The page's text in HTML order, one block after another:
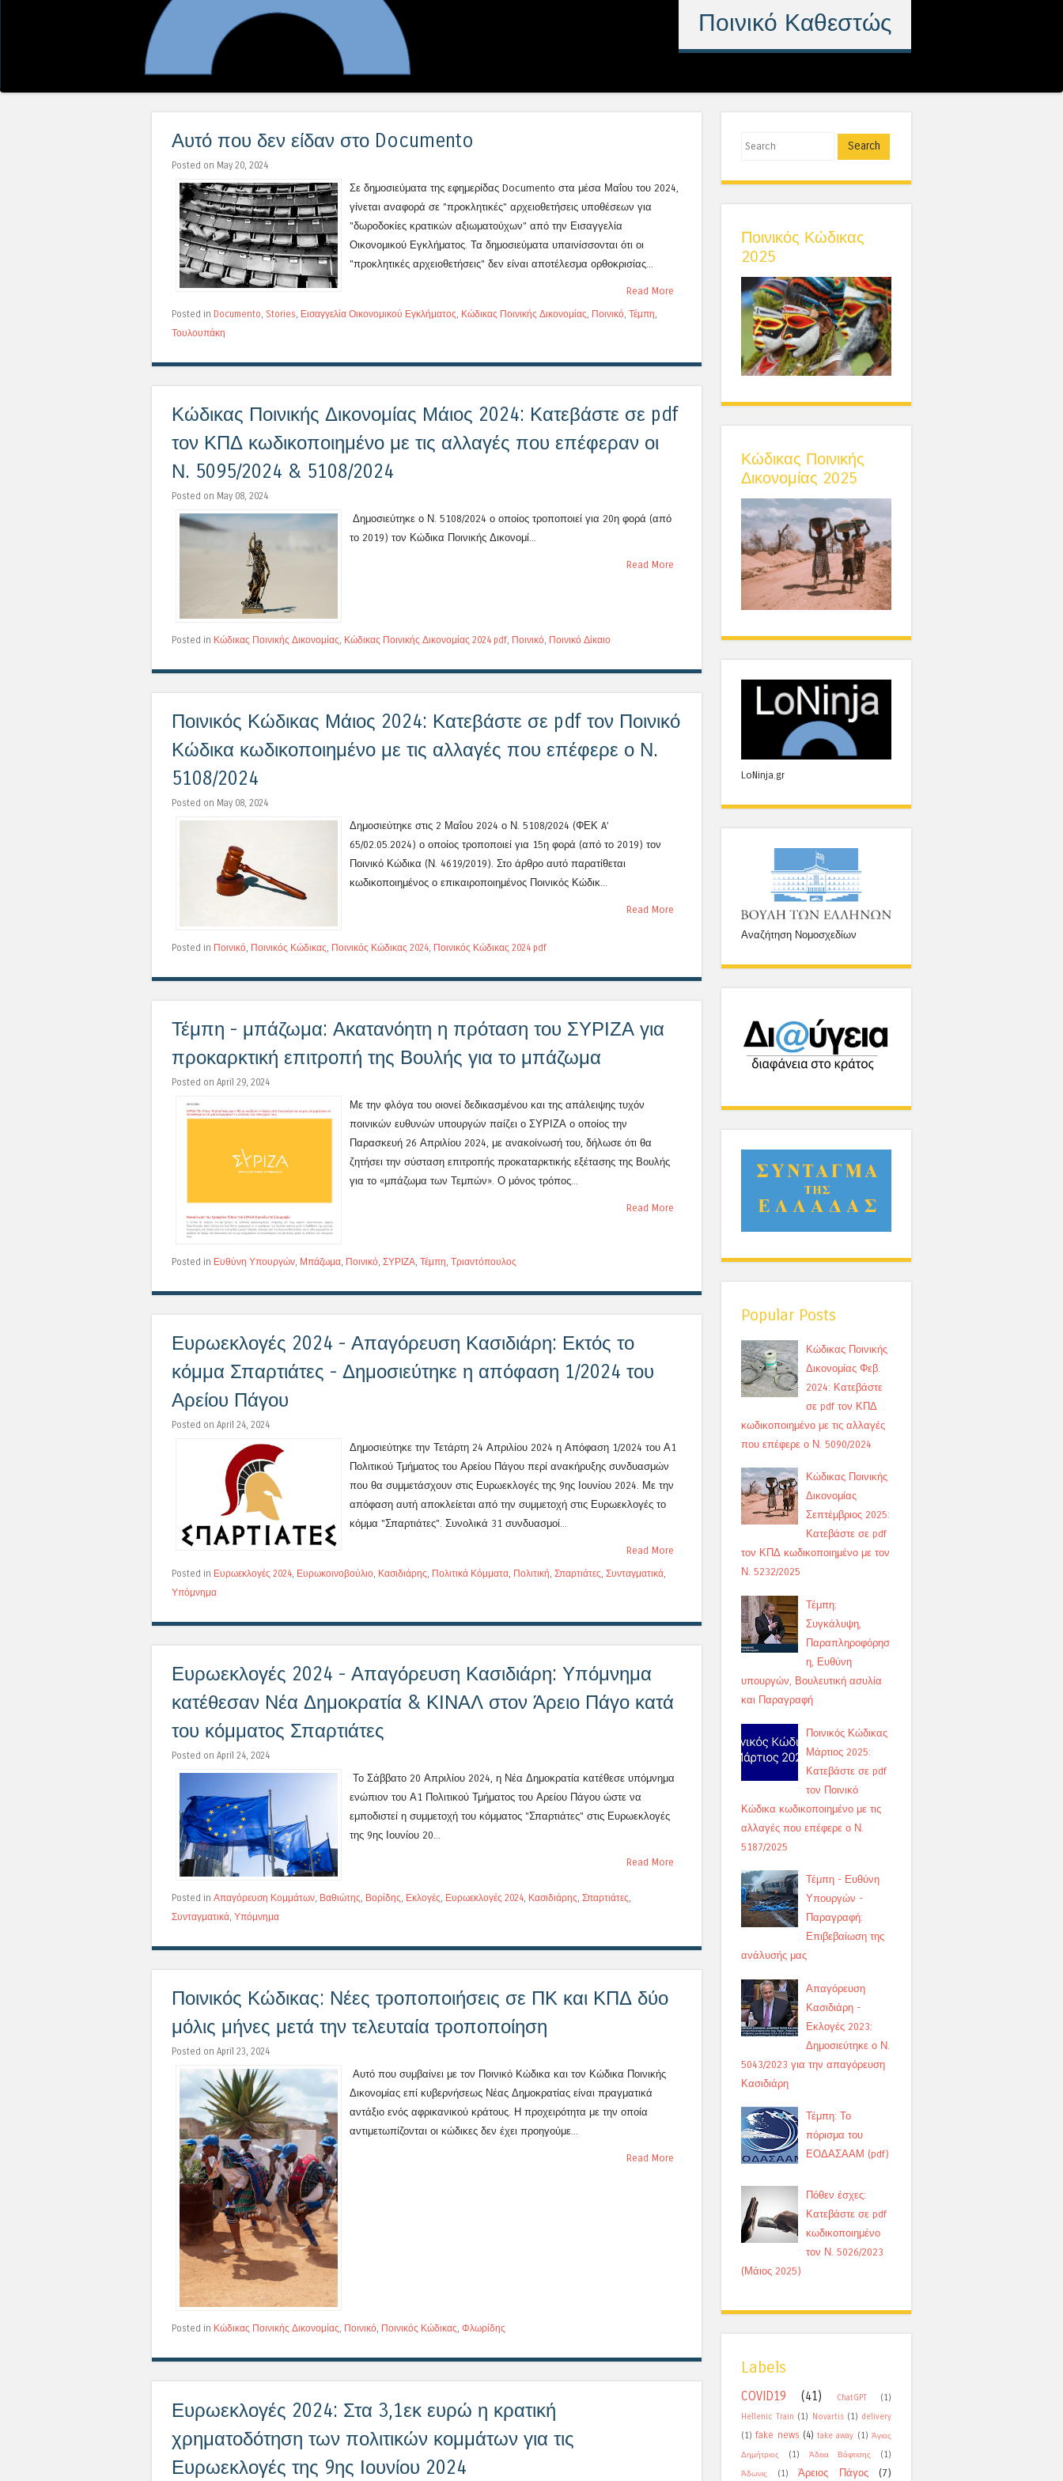
Ποινικό Καθεστώς
Αυτό που δεν είδαν στο Documento
Posted on May 20, 2024
Σε δημοσιεύματα της εφημερίδας Documento στα μέσα Μαΐου του 2024,
γίνεται αναφορά σε "προκλητικές" αρχειοθετήσεις υποθέσεων για
"δωροδοκίες κρατικών αξιωματούχων" από την Εισαγγελία
Οικονομικού Εγκλήματος. Τα δημοσιεύματα υπαινίσσονται ότι οι
"προκλητικές αρχειοθετήσεις" δεν είναι αποτέλεσμα ορθοκρισίας...
Read More
Posted in Documento Stories Εισαγγελία Οικονομικού Εγκλήματος Κώδικας Ποινικής Δικονομίας Ποινικό Τέμπη
Τουλουπάκη
Κώδικας Ποινικής Δικονομίας Μάιος 2024: Κατεβάστε σε pdf
τον ΚΠΔ κωδικοποιημένο με τις αλλαγές που επέφεραν οι
Ν. 5095/2024 & 5108/2024
Posted on May 08, 2024
Δημοσιεύτηκε ο Ν. 5108/2024 ο οποίος τροποποιεί για 20η φορά (από
το 2019) τον Κώδικα Ποινικής Δικονομί...
Read More
Posted in Κώδικας Ποινικής Δικονομίας, Κώδικας Ποινικής Δικονομίας 2024 pdf, Ποινικό, Ποινικό Δίκαιο
Ποινικός Κώδικας Μάιος 2024: Κατεβάστε σε pdf τον Ποινικό
Κώδικα κωδικοποιημένο με τις αλλαγές που επέφερε ο Ν.
5108/2024
Posted on May 08, 2024
Δημοσιεύτηκε στις 2 Μαΐου 2024 ο Ν. 5108/2024 (ΦΕΚ A’
65/02.05.2024) ο οποίος τροποποιεί για 15η φορά (από το 2019) τον
Ποινικό Κώδικα (Ν. 4619/2019). Στο άρθρο αυτό παρατίθεται
κωδικοποιημένος ο επικαιροποιημένος Ποινικός Κώδικ...
Read More
Posted in Ποινικό Ποινικός Κώδικας Ποινικός Κώδικας 2024 Ποινικός Κώδικας 2024 pdf
Τέμπη - μπάζωμα: Ακατανόητη η πρόταση του ΣΥΡΙΖΑ για
προκαρκτική επιτροπή της Βουλής για το μπάζωμα
Posted on April 29, 2024
Με την φλόγα του οιονεί δεδικασμένου και της απάλειψης τυχόν
ποινικών ευθυνών υπουργών παίζει ο ΣΥΡΙΖΑ ο οποίος την
Παρασκευή 26 Απριλίου 2024, με ανακοίνωσή του, δήλωσε ότι θα
ζητήσει την σύσταση επιτροπής προκαταρκτικής εξέτασης της Βουλής
για το «μπάζωμα των Τεμπών». Ο μόνος τρόπος...
Read More
Posted in Ευθύνη Υπουργών, Μπάζωμα, Ποινικό, ΣΥΡΙΖΑ, Τέμπη, Τριαντόπουλος
Ευρωεκλογές 2024 - Απαγόρευση Κασιδιάρη: Εκτός το
κόμμα Σπαρτιάτες - Δημοσιεύτηκε η απόφαση 1/2024 του
Αρείου Πάγου
Posted on April 24, 2024
Δημοσιεύτηκε την Τετάρτη 24 Απριλίου 2024 η Απόφαση 1/2024 του Α1
Πολιτικού Τμήματος του Αρείου Πάγου περί ανακήρυξης συνδυασμών
που θα συμμετάσχουν στις Ευρωεκλογές της 9ης Ιουνίου 2024. Με την
απόφαση αυτή αποκλείεται από την συμμετοχή στις Ευρωεκλογές το
κόμμα "Σπαρτιάτες". Συνολικά 31 συνδυασμοί...
Read More
Posted in Ευρωεκλογές 2024, Ευρωκοινοβούλιο, Κασιδιάρης, Πολιτικά Κόμματα, Πολιτική, Σπαρτιάτες, Συνταγματικά,
Υπόμνημα
Ευρωεκλογές 2024 - Απαγόρευση Κασιδιάρη: Υπόμνημα
κατέθεσαν Νέα Δημοκρατία & ΚΙΝΑΛ στον Άρειο Πάγο κατά
του κόμματος Σπαρτιάτες
Posted on April 24, 2024
Το Σάββατο 20 Απριλίου 2024, η Νέα Δημοκρατία κατέθεσε υπόμνημα
ενώπιον του Α1 Πολιτικού Τμήματος του Αρείου Πάγου ώστε να
εμποδιστεί η συμμετοχή του κόμματος "Σπαρτιάτες" στις Ευρωεκλογές
της 9ης Ιουνίου 20...
Read More
Posted in Απαγόρευση Κομμάτων, Βαθιώτης, Βορίδης, Εκλογές, Ευρωεκλογές 2024, Κασιδιάρης, Σπαρτιάτες,
Συνταγματικά, Υπόμνημα
Ποινικός Κώδικας: Νέες τροποποιήσεις σε ΠΚ και ΚΠΔ δύο
μόλις μήνες μετά την τελευταία τροποποίηση
Posted on April 23, 2024
Αυτό που συμβαίνει με τον Ποινικό Κώδικα και τον Κώδικα Ποινικής
Δικονομίας επί κυβερνήσεως Νέας Δημοκρατίας είναι πραγματικά
αντάξιο ενός αφρικανικού κράτους. Η προχειρότητα με την οποία
αντιμετωπίζονται οι κώδικες δεν έχει προηγούμε...
Read More
Posted in Κώδικας Ποινικής Δικονομίας, Ποινικό, Ποινικός Κώδικας, Φλωρίδης
Ευρωεκλογές 2024: Στα 3,1εκ ευρώ η κρατική
χρηματοδότηση των πολιτικών κομμάτων για τις
Ευρωεκλογές της 9ης Ιουνίου 2024
Search
Ποινικός Κώδικας
2025
Κώδικας Ποινικής
Δικονομίας 2025
LoNinja.gr
Αναζήτηση Νομοσχεδίων
Popular Posts
Κώδικας Ποινικής
Δικονομίας Φεβ.
2024: Κατεβάστε
σε pdf τον ΚΠΔ
κωδικοποιημένο με τις αλλαγές
που επέφερε ο Ν. 5090/2024
Κώδικας Ποινικής
Δικονομίας
Σεπτέμβριος 2025:
Κατεβάστε σε pdf
τον ΚΠΔ κωδικοποιημένο με τον
Ν. 5232/2025
Τέμπη:
Συγκάλυψη,
Παραπληροφόρησ
η, Ευθύνη
υπουργών, Βουλευτική ασυλία
και Παραγραφή
Ποινικός Κώδικας
Μάρτιος 2025:
Κατεβάστε σε pdf
τον Ποινικό
Κώδικα κωδικοποιημένο με τις
αλλαγές που επέφερε ο Ν.
5187/2025
Τέμπη - Ευθύνη
Υπουργών -
Παραγραφή:
Επιβεβαίωση της
ανάλυσής μας
Απαγόρευση
Κασιδιάρη -
Εκλογές 2023:
Δημοσιεύτηκε ο Ν.
5043/2023 για την απαγόρευση
Κασιδιάρη
Τέμπη: Το
πόρισμα του
ΕΟΔΑΣΑΑΜ (pdf)
Πόθεν έσχες:
Κατεβάστε σε pdf
κωδικοποιημένο
τον Ν. 5026/2023
(Μάιος 2025)
Labels
COVID19 (41) ChatGPT
(1)
Hellenic Train (1) Novartis (1) delivery
(1) fake news (4) take away (1) Άγιος
Δημήτριος
(1) Άδεια Βάφτισης
(1)
Άδωνις
(1) Άρειος Πάγος (7)